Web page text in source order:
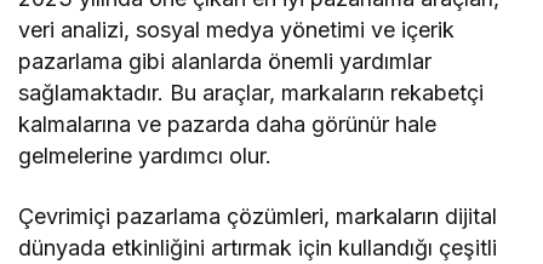
veri analizi, sosyal medya yönetimi ve içerik
pazarlama gibi alanlarda önemli yardımlar
sağlamaktadır. Bu araçlar, markaların rekabetçi
kalmalarına ve pazarda daha görünür hale
gelmelerine yardımcı olur.
Çevrimiçi pazarlama çözümleri, markaların dijital
dünyada etkinliğini artırmak için kullandığı çeşitli